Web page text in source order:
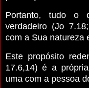
Portanto, tudo o
verdadeiro (Jo
com a Sua natureza
Este propósito
17.6,14) é a
uma com a pessoa